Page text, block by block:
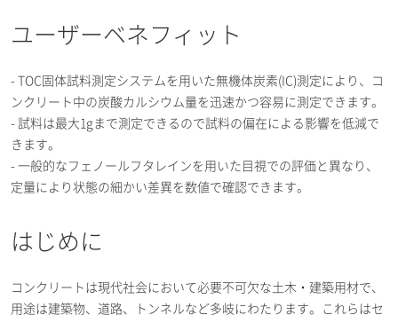
ユーザーベネフィット
- TOC固体試料測定システムを用いた無機体炭素(IC)測定により、コ
ンクリート中の炭酸カルシウム量を迅速かつ容易に測定できます。
- 試料は最大1gまで測定できるので試料の偏在による影響を低減で
きます。
- 一般的なフェノールフタレインを用いた目視での評価と異なり、
定量により状態の細かい差異を数値で確認できます。
はじめに
コンクリートは現代社会において必要不可欠な土木・建築用材で、
用途は建築物、道路、トンネルなど多岐にわたります。これらはセ